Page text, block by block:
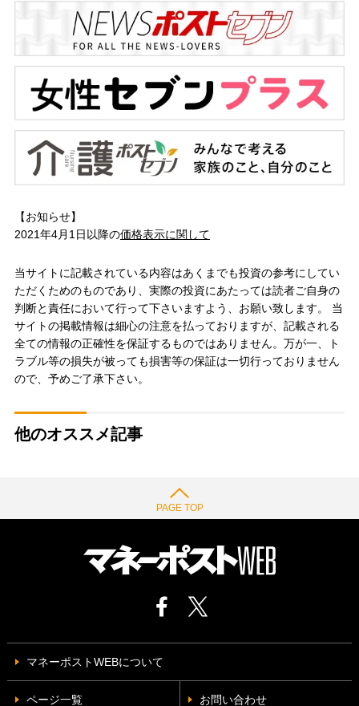
【お知らせ】
2021年4月1日以降の価格表示に関して
当サイトに記載されている内容はあくまでも投資の参考にしてい
ただくためのものであり、実際の投資にあたっては読者ご自身の
判断と責任において行って下さいますよう、お願い致します。 当
サイトの掲載情報は細心の注意を払っておりますが、記載される
全ての情報の正確性を保証するものではありません。万が一、ト
ラブル等の損失が被っても損害等の保証は一切行っておりません
ので、予めご了承下さい。
他のオススメ記事
PAGE TOP
マネーポストWEBについて
ページ一覧 お問い合わせ